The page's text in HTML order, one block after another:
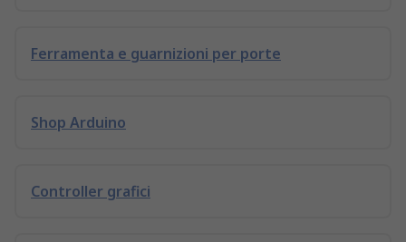
Ferramenta e guarnizioni per porte
Shop Arduino
Controller grafici